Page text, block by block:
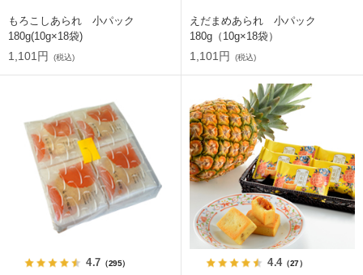
もろこしあられ 小パック
180g(10g×18袋)
1,101円 (税込)
えだまめあられ 小パック
180g（10g×18袋）
1,101円 (税込)
4.7 （295） 4.4（27）